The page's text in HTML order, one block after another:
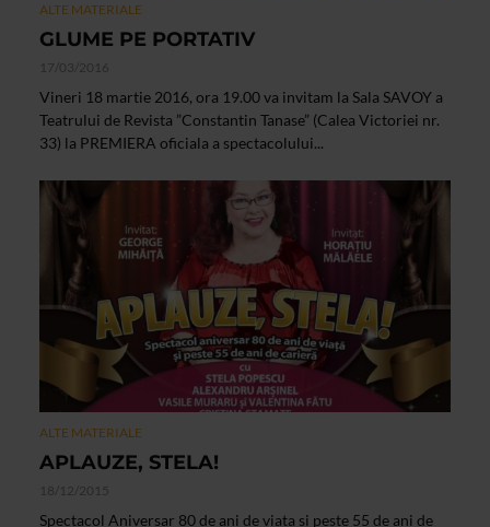
ALTE MATERIALE
GLUME PE PORTATIV
17/03/2016
Vineri 18 martie 2016, ora 19.00 va invitam la Sala SAVOY a
Teatrului de Revista ”Constantin Tanase” (Calea Victoriei nr.
33) la PREMIERA oficiala a spectacolului...
ALTE MATERIALE
APLAUZE, STELA!
18/12/2015
Spectacol Aniversar 80 de ani de viata si peste 55 de ani de